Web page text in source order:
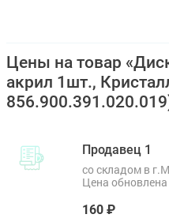
Цены на товар
акрил 1шт.,
Продавец 1
со складом в
Цена
160 ₽